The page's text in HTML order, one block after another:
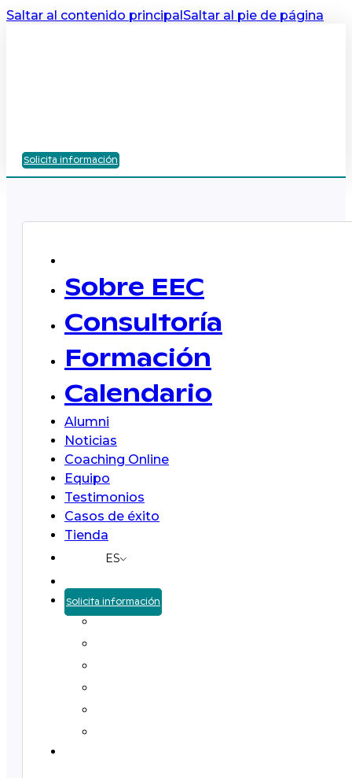
Saltar al contenido principalSaltar al pie de página
Solicita información
Sobre EEC
Consultoría
Formación
Calendario
Alumni
Noticias
Coaching Online
Equipo
Testimonios
Casos de éxito
Tienda
ES
Solicita información